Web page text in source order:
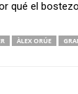
qué el
ÀLEX ORÚE